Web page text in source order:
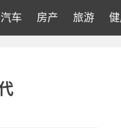
汽车 房产 旅游